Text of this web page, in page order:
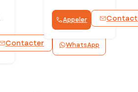
Contacter WhatsApp
Appeler